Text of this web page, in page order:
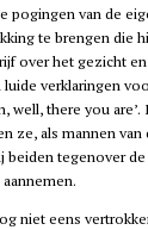
pogingen van de
te brengen die
over het gezicht
verklaringen
well, there you
ze, als mannen van
beiden tegenover
niet eens